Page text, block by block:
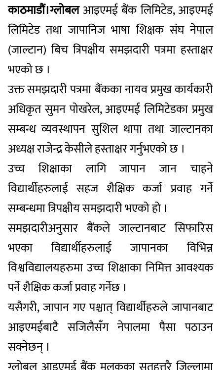
काठमाडौं।ग्लोबलआइएमई बैंक लिमिटेड, आइएमई
लिमिटेड तथा जापानिज भाषा शिक्षक संघ नेपाल
(जाल्टान) बिच त्रिपक्षीय समझदारी पत्रमा हस्ताक्षर
भएको छ ।
उक्त समझदारी पत्रमा बैंकका नायव प्रमुख कार्यकारी
अधिकृत सुमन पोखरेल, आइएमई लिमिटेडका प्रमुख
सम्बन्ध व्यवस्थापन सुशिल थापा तथा जाल्टानका
अध्यक्ष राजेन्द्र केसीले हस्ताक्षर गर्नुभएको छ ।
उच्च शिक्षाका लागि जापान जान चाहने
विद्यार्थीहरुलाई सहज शैक्षिक कर्जा प्रवाह गर्ने
सम्बन्धमा त्रिपक्षीय समझदारी भएको हो ।
समझदारीअनुसार बैंकले जाल्टानबाट सिफारिस
भएका विद्यार्थीहरुलाई जापानका विभिन्न
विश्वविद्यालयहरुमा उच्च शिक्षाका निमित्त आवश्यक
पर्ने शैक्षिक कर्जा प्रवाह गर्नेछ ।
यसैगरी, जापान गए पश्चात् विद्यार्थीहरुले जापानबाट
आइएमईबाटै सजिलैसँग नेपालमा पैसा पठाउन
सक्नेछन् ।